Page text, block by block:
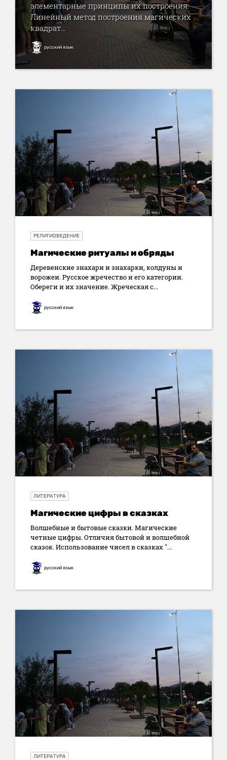
элементарные принципы их построения.
Линейный метод построения магических
квадрат...
русский язык
РЕЛИГИОВЕДЕНИЕ
Магические ритуалы и обряды
Деревенские знахари и знахарки, колдуны и
ворожеи. Русское жречество и его категории.
Обереги и их значение. Жреческая с...
русский язык
ЛИТЕРАТУРА
Магические цифры в сказках
Волшебные и бытовые сказки. Магические
четные цифры. Отличия бытовой и волшебной
сказок. Использование чисел в сказках "...
русский язык
ЛИТЕРАТУРА